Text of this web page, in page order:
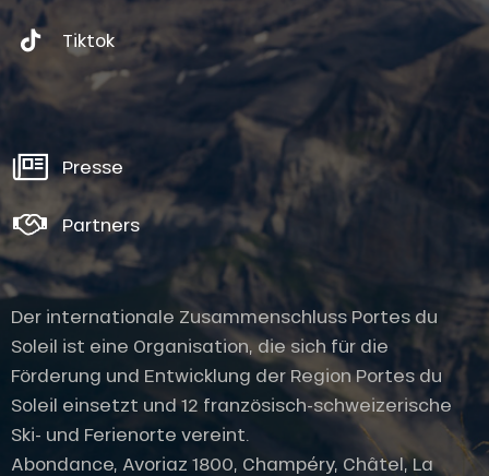
Tiktok
Presse
Partners
Der internationale Zusammenschluss Portes du
Soleil ist eine Organisation, die sich für die
Förderung und Entwicklung der Region Portes du
Soleil einsetzt und 12 französisch-schweizerische
Ski- und Ferienorte vereint.
Abondance, Avoriaz 1800, Champéry, Châtel, La